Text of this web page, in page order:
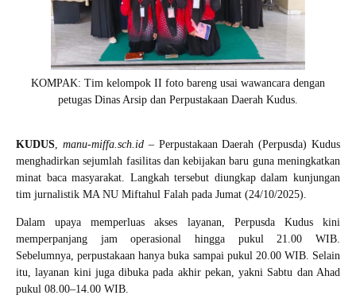
KOMPAK: Tim kelompok II foto bareng usai wawancara dengan
petugas Dinas Arsip dan Perpustakaan Daerah Kudus.
KUDUS, manu-miffa.sch.id– Perpustakaan Daerah (Perpusda) Kudus
menghadirkan sejumlah fasilitas dan kebijakan baru guna meningkatkan
minat baca masyarakat. Langkah tersebut diungkap dalam kunjungan
tim jurnalistik MA NU Miftahul Falah pada Jumat (24/10/2025).
Dalam upaya memperluas akses layanan, Perpusda Kudus kini
memperpanjang jam operasional hingga pukul 21.00 WIB.
Sebelumnya, perpustakaan hanya buka sampai pukul 20.00 WIB. Selain
itu, layanan kini juga dibuka pada akhir pekan, yakni Sabtu dan Ahad
pukul 08.00–14.00 WIB.